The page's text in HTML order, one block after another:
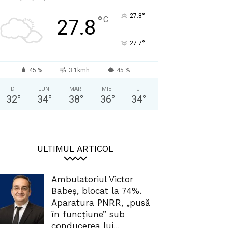
27.8 °C 27.8°
27.7°
45 % 3.1kmh 45 %
D
32°
LUN
34°
MAR
38°
MIE
36°
J
34°
ULTIMUL ARTICOL
Ambulatoriul Victor
Babeș, blocat la 74%.
Aparatura PNRR, „pusă
în funcțiune” sub
conducerea lui...